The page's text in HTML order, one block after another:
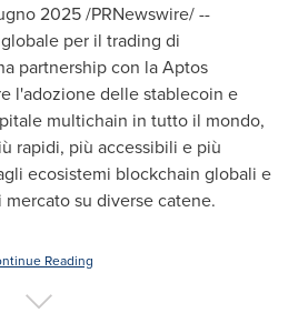
2025/PRNewswire/ --
per il trading di
partnership con la Aptos
l'adozione delle stablecoin e
multichain in tutto il mondo,
rapidi, più accessibili e più
ecosistemi blockchain globali e
su diverse catene.
Reading